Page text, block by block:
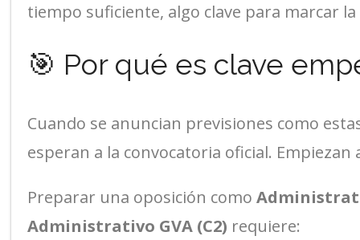
tiempo suficiente, algo clave para marcar
🎯 Por qué es clave
Cuando se anuncian previsiones como
esperan a la convocatoria oficial. Empiezan
Preparar una oposición como
Administrativo GVA (C2) requiere: